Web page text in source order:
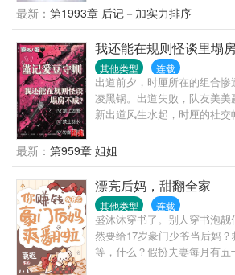
尊壶。梦中岁月长，壶里乾坤
尾狐妖的脸儿，推开过酆都的
头蹦出了猿……天门不高，且
族修行者过天门的人，竟然是
后悔。”
最新： 第1993章 后记－加实力排序
我还能在规则怪谈里塌
其他类型 连载
出道前夕，时厘所在的组合
凌黑锅。出道失败，队友美
新出道风生水起，时厘的社
惊悚降临。……（蛋糕的烛火
这一条生路，为了你的生命安
则：）
最新： 第959章 姐姐
漂亮后妈，甜翻全家
其他类型 连载
盛沐沐穿书了。别人穿书泡
然要给17岁豪门少爷当后妈
等，什么？假扮夫妻每月有